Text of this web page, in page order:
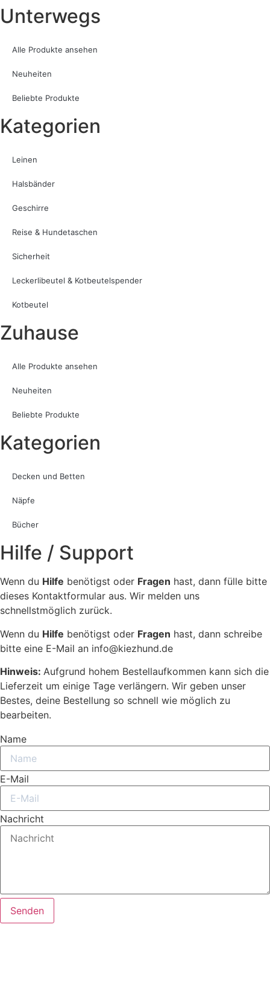
Unterwegs
Alle Produkte ansehen
Neuheiten
Beliebte Produkte
Kategorien
Leinen
Halsbänder
Geschirre
Reise & Hundetaschen
Sicherheit
Leckerlibeutel & Kotbeutelspender
Kotbeutel
Zuhause
Alle Produkte ansehen
Neuheiten
Beliebte Produkte
Kategorien
Decken und Betten
Näpfe
Bücher
Hilfe / Support
Wenn du Hilfe benötigst oder Fragen hast, dann fülle bitte
dieses Kontaktformular aus. Wir melden uns
schnellstmöglich zurück.
Wenn du Hilfe benötigst oder Fragen hast, dann schreibe
bitte eine E-Mail an info@kiezhund.de
Hinweis: Aufgrund hohem Bestellaufkommen kann sich die
Lieferzeit um einige Tage verlängern. Wir geben unser
Bestes, deine Bestellung so schnell wie möglich zu
bearbeiten.
Name
E-Mail
Nachricht
Senden